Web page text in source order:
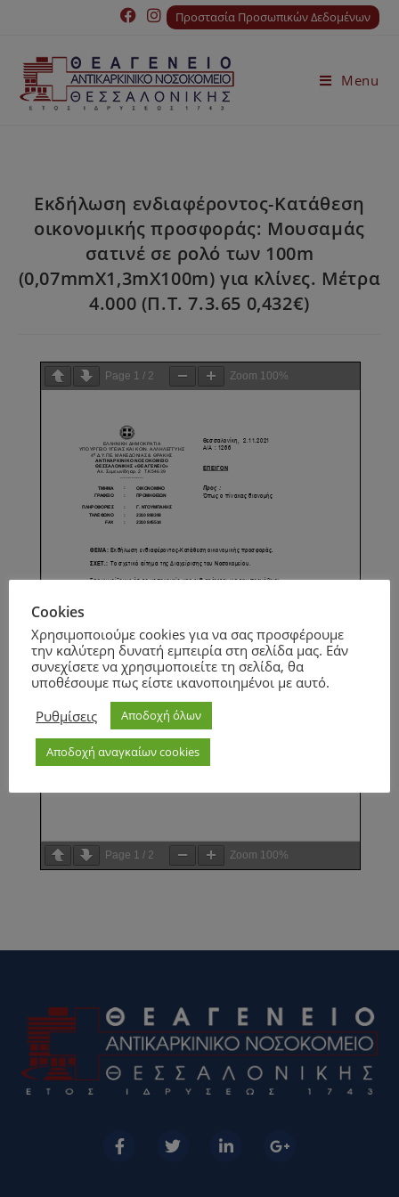
Προστασία Προσωπικών Δεδομένων
Menu
Εκδήλωση ενδιαφέροντος-Κατάθεση
οικονομικής προσφοράς: Μουσαμάς
σατινέ σε ρολό των 100m
(0,07mmX1,3mX100m) για κλίνες. Μέτρα
4.000 (Π.Τ. 7.3.65 0,432€)
Page 1 / 2 Zoom 100%
Page 1 / 2 Zoom 100%
Cookies
Χρησιμοποιούμε cookies για να σας προσφέρουμε
την καλύτερη δυνατή εμπειρία στη σελίδα μας. Εάν
συνεχίσετε να χρησιμοποιείτε τη σελίδα, θα
υποθέσουμε πως είστε ικανοποιημένοι με αυτό.
Ρυθμίσεις
Αποδοχή όλων
Αποδοχή αναγκαίων cookies